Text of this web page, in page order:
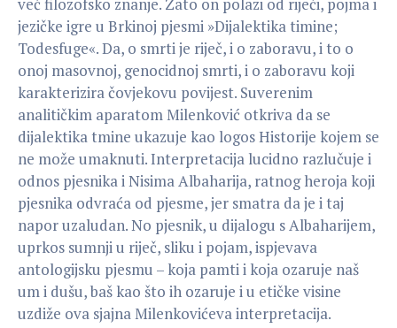
već filozofsko znanje. Zato on polazi od riječi, pojma i
jezičke igre u Brkinoj pjesmi »Dijalektika timine;
Todesfuge«. Da, o smrti je riječ, i o zaboravu, i to o
onoj masovnoj, genocidnoj smrti, i o zaboravu koji
karakterizira čovjekovu povijest. Suverenim
analitičkim aparatom Milenković otkriva da se
dijalektika tmine ukazuje kao logos Historije kojem se
ne može umaknuti. Interpretacija lucidno razlučuje i
odnos pjesnika i Nisima Albaharija, ratnog heroja koji
pjesnika odvraća od pjesme, jer smatra da je i taj
napor uzaludan. No pjesnik, u dijalogu s Albaharijem,
uprkos sumnji u riječ, sliku i pojam, ispjevava
antologijsku pjesmu – koja pamti i koja ozaruje naš
um i dušu, baš kao što ih ozaruje i u etičke visine
uzdiže ova sjajna Milenkovićeva interpretacija.